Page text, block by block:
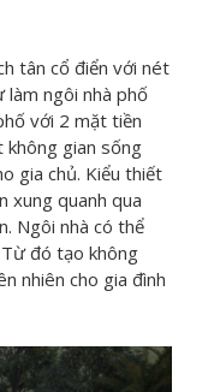
tân cổ điển với nét
làm ngôi nhà phố
với 2 mặt tiền
không gian sống
gia chủ. Kiểu thiết
xung quanh qua
Ngôi nhà có thể
đó tạo không
nhiên cho gia đình